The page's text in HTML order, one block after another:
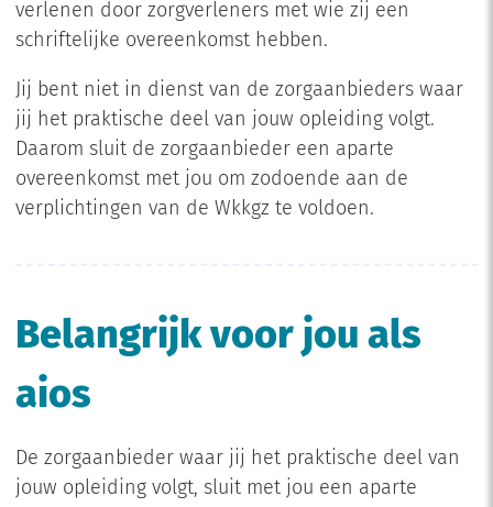
verlenen door zorgverleners met wie zij een
schriftelijke overeenkomst hebben.
Jij bent niet in dienst van de zorgaanbieders waar
jij het praktische deel van jouw opleiding volgt.
Daarom sluit de zorgaanbieder een aparte
overeenkomst met jou om zodoende aan de
verplichtingen van de Wkkgz te voldoen.
Belangrijk voor jou als
aios
De zorgaanbieder waar jij het praktische deel van
jouw opleiding volgt, sluit met jou een aparte